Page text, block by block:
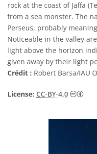
rock at the coast of Jaffa
from a sea monster. The
Perseus, probably
Noticeable in the valley
light above the horizon
given away by their light
Crédit : Robert Barsa/IAU
License: CC-BY-4.0